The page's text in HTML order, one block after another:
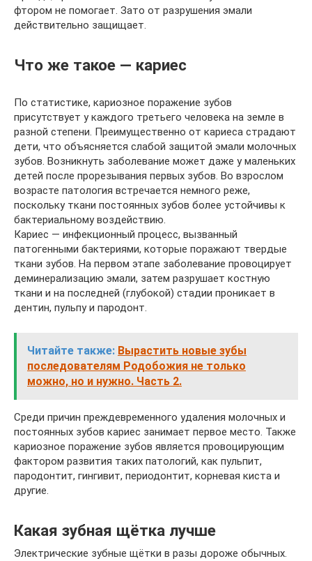
фтором не помогает. Зато от разрушения эмали
действительно защищает.
Что же такое — кариес
По статистике, кариозное поражение зубов
присутствует у каждого третьего человека на земле в
разной степени. Преимущественно от кариеса страдают
дети, что объясняется слабой защитой эмали молочных
зубов. Возникнуть заболевание может даже у маленьких
детей после прорезывания первых зубов. Во взрослом
возрасте патология встречается немного реже,
поскольку ткани постоянных зубов более устойчивы к
бактериальному воздействию.
Кариес — инфекционный процесс, вызванный
патогенными бактериями, которые поражают твердые
ткани зубов. На первом этапе заболевание провоцирует
деминерализацию эмали, затем разрушает костную
ткани и на последней (глубокой) стадии проникает в
дентин, пульпу и пародонт.
Читайте также: Вырастить новые зубы
последователям Родобожия не только
можно, но и нужно. Часть 2.
Среди причин преждевременного удаления молочных и
постоянных зубов кариес занимает первое место. Также
кариозное поражение зубов является провоцирующим
фактором развития таких патологий, как пульпит,
пародонтит, гингивит, периодонтит, корневая киста и
другие.
Какая зубная щётка лучше
Электрические зубные щётки в разы дороже обычных.